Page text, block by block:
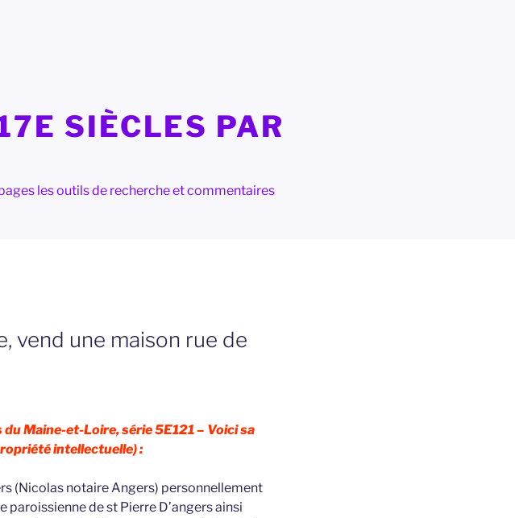
SIÈCLES PAR
les outils de recherche et commentaires
vend une maison rue de
Maine-et-Loire, série 5E121 – Voici sa
intellectuelle) :
(Nicolas notaire Angers) personnellement
de st Pierre D’angers ainsi